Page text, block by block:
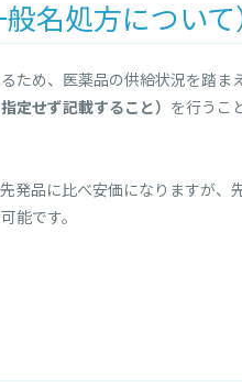
名処方について
ため、医薬品の供給状況を踏
定せず記載すること） を行うこ
発品に比べ安価になりますが
能です。